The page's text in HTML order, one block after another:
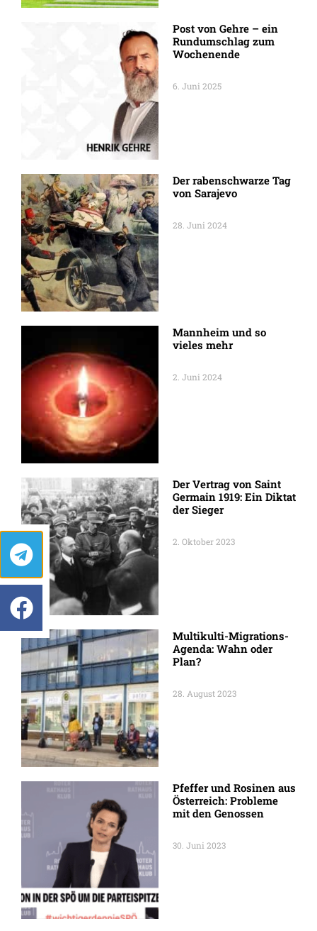
Post von Gehre – ein
Rundumschlag zum
Wochenende
6. Juni 2025
Der rabenschwarze Tag
von Sarajevo
28. Juni 2024
Mannheim und so
vieles mehr
2. Juni 2024
Der Vertrag von Saint
Germain 1919: Ein Diktat
der Sieger
2. Oktober 2023
Multikulti-Migrations-
Agenda: Wahn oder
Plan?
28. August 2023
Pfeffer und Rosinen aus
Österreich: Probleme
mit den Genossen
30. Juni 2023